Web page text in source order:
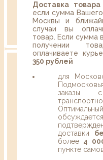
Доставка товара
если сумма
Москвы и
случаи вы
товар. Если сумма
получении
оплачиваете
350 рублей
для
заказы
доставки
более 4
пункте